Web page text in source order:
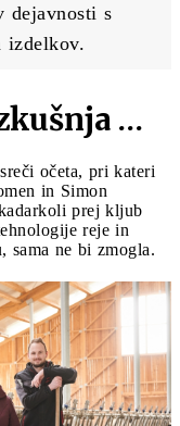
dejavnosti s
izdelkov.
…
očeta, pri kateri
in Simon
prej kljub
reje in
sama ne bi zmogla.